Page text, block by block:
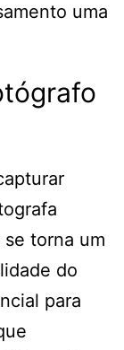
uma
torna um
do
para